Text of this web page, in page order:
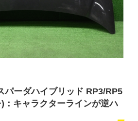
パーダハイブリッド RP3/RP5
：キャラクターラインが逆ハ